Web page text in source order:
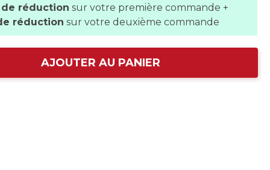
de réduction sur votre première commande +
réduction sur votre deuxième commande
AJOUTER AU PANIER